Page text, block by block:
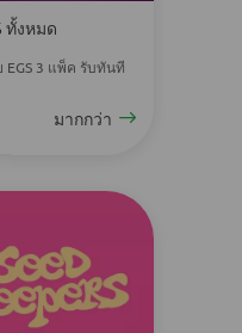
ทั้งหมด
3 แพ็ค รับทันที
มากกว่า